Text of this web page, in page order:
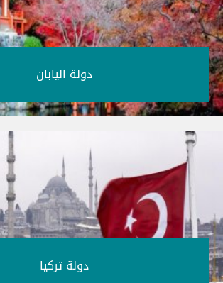
دولة اليابان‎
دولة تركيا‎